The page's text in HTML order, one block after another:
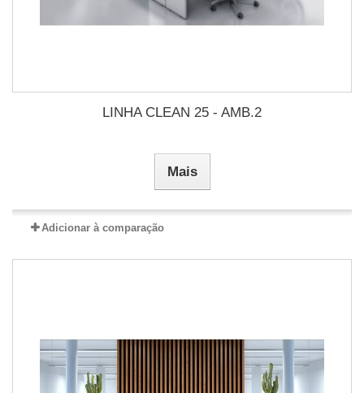
LINHA CLEAN 25 - AMB.2
Mais
Adicionar à comparação